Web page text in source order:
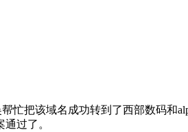
忙把该域名成功转到了西部数码和
过了。